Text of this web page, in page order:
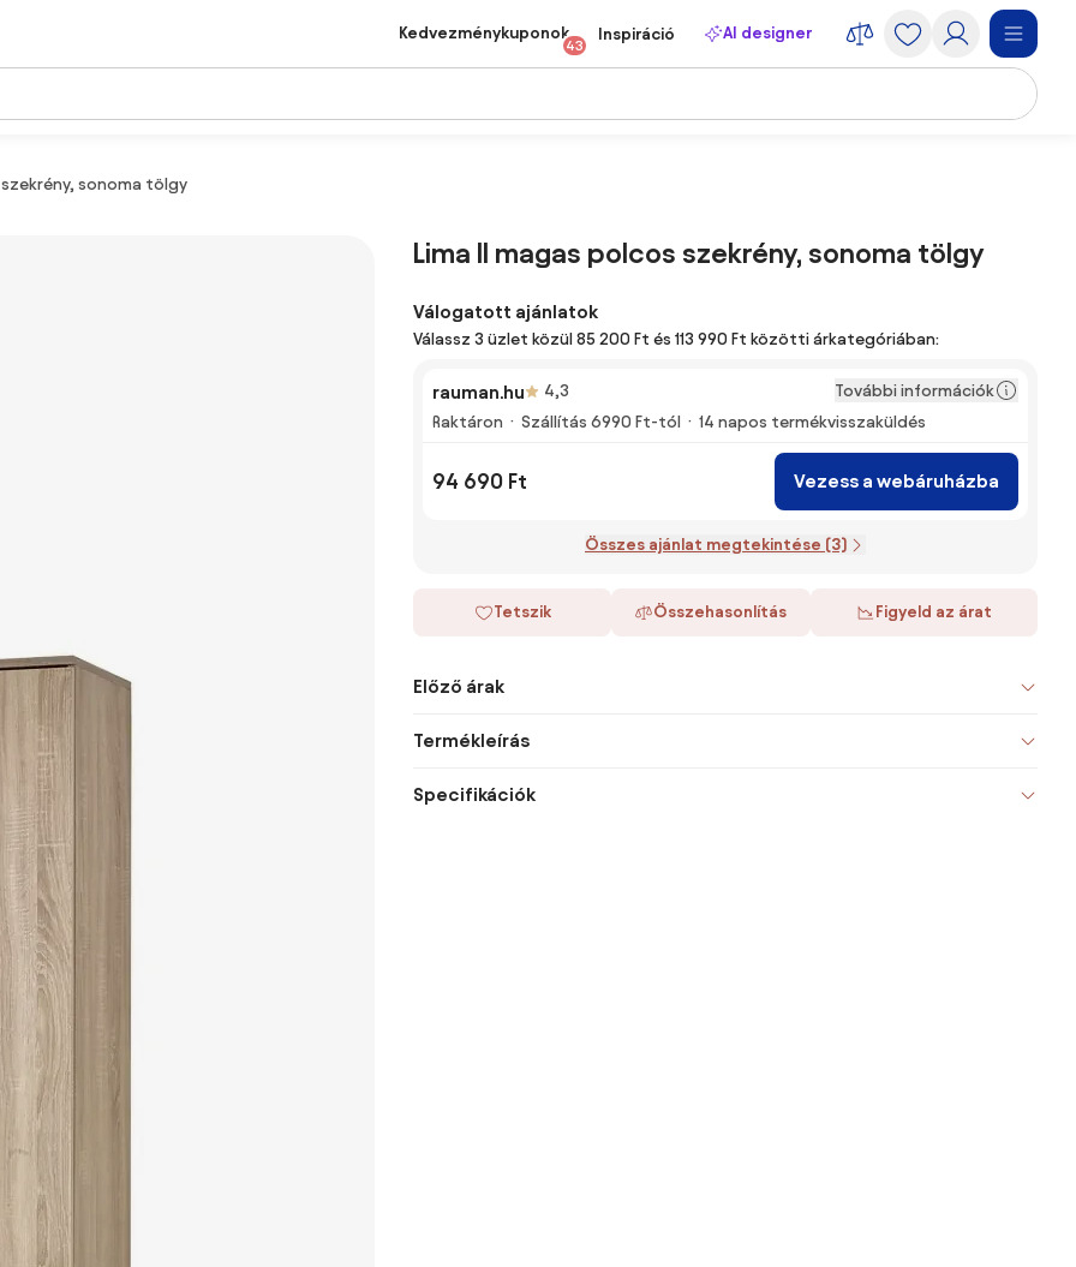
Kedvezménykuponok
43
Inspiráció AI designer
sonoma tölgy
Lima II magas polcos szekrény, sonoma tölgy
Válogatott ajánlatok
Válassz 3 üzlet közül 85 200 Ft és 113 990 Ft közötti árkategóriában:
rauman.hu 4,3
További információk
Raktáron
Szállítás 6990 Ft-tól 14 napos termékvisszaküldés
94 690 Ft Vezess a webáruházba
Összes ajánlat megtekintése (3)
Tetszik Összehasonlítás Figyeld az árat
Előző árak
Termékleírás
Specifikációk